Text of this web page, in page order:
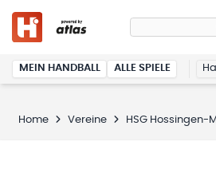
MEIN HANDBALL ALLE SPIELE
Home Vereine HSG Hossingen-